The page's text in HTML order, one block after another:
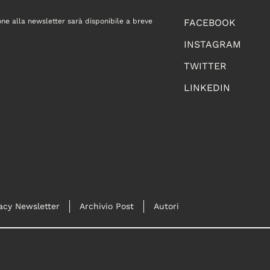
FACEBOOK
INSTAGRAM
TWITTER
LINKEDIN
alla newsletter sarà disponibile a breve
Newsletter Archivio Post Autori